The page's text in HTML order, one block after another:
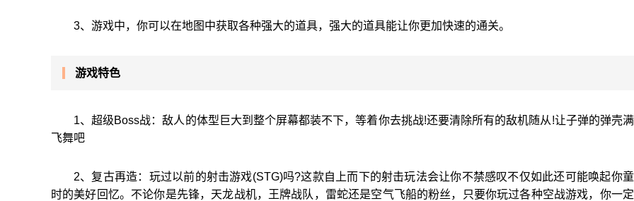
3、游戏中，你可以在地图中获取各种强大的道具，强大的道具能让你更加快速的通关。
游戏特色
1、超级Boss战：敌人的体型巨大到整个屏幕都装不下，等着你去挑战!还要清除所有的敌机随从!让子弹的弹壳
飞舞吧
2、复古再造：玩过以前的射击游戏(STG)吗?这款自上而下的射击玩法会让你不禁感叹不仅如此还可能唤起你
时的美好回忆。不论你是先锋，天龙战机，王牌战队，雷蛇还是空气飞船的粉丝，只要你玩过各种空战游戏，你一